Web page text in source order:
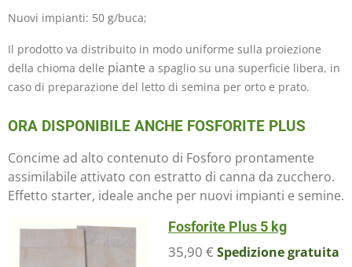
Nuovi impianti: 50 g/buca;
Il prodotto va distribuito in modo uniforme sulla proiezione
della chioma delle piante a spaglio su una superficie libera, in
caso di preparazione del letto di semina per orto e prato.
ORA DISPONIBILE ANCHE FOSFORITE PLUS
Concime ad alto contenuto di Fosforo prontamente
assimilabile attivato con estratto di canna da zucchero.
Effetto starter, ideale anche per nuovi impianti e semine.
Fosforite Plus 5 kg
35,90 € Spedizione gratuita